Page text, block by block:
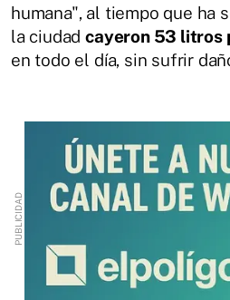
humana", al tiempo que ha
la ciudadcayeron 53 litros
en todo el día, sin sufrir